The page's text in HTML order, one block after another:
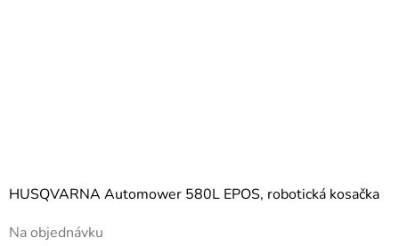
HUSQVARNA Automower 580L EPOS, robotická kosačka
Na objednávku